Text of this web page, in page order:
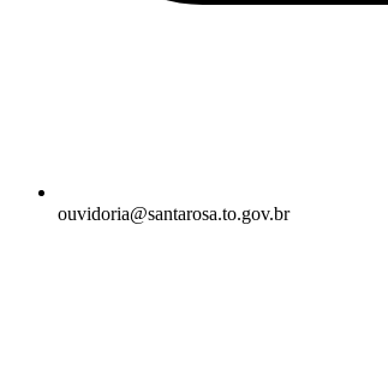
ouvidoria@santarosa.to.gov.br